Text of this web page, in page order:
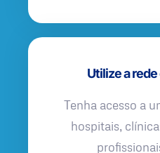
Utilize a
Tenha acesso a
hospitais,